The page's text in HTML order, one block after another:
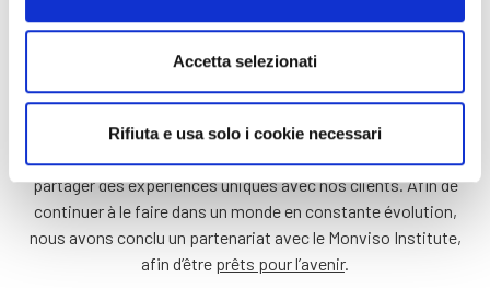
Accetta selezionati
Rifiuta e usa solo i cookie necessari
partager des expériences uniques avec nos clients. Afin de
continuer à le faire dans un monde en constante évolution,
nous avons conclu un partenariat avec le Monviso Institute,
afin d’être prêts pour l’avenir.